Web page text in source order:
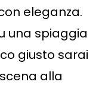
eleganza.
una spiaggia
giusto sarai
alla